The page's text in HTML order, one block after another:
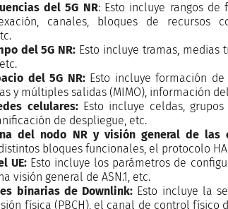
del 5G NR: Esto incluye rangos de
canales, bloques de recursos
del 5G NR: Esto incluye tramas, medias
del 5G NR:Esto incluye formación de
y múltiples salidas (MIMO), información
celulares:Esto incluye celdas,
de despliegue, etc.
del nodo NR y visión general de las
bloques funcionales, el protocolo
UE: Esto incluye los parámetros de
visión general de ASN.1, etc.
binarias de Downlink: Esto incluye la
física (PBCH), el canal de control físico